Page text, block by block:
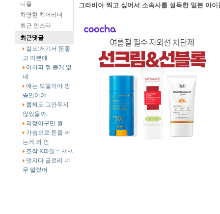
니율
차영현 치어리더
최근 인스타
최근댓글
킬포:저기서 몸좋
고 이쁜애
어차피 뭐 볼게 없
네
얘는 모델이야 방
송인이야
뽑혀도 그만두지
않았을까.
의젖이구만 뭘
가슴으로 돈을 버
는게 죄 인
조작 X파일 ~ ㅉㅉ
멋지다 글로리 너
무 말랐어
그라비아 찍고 싶어서 소속사를 설득한 일본 아이